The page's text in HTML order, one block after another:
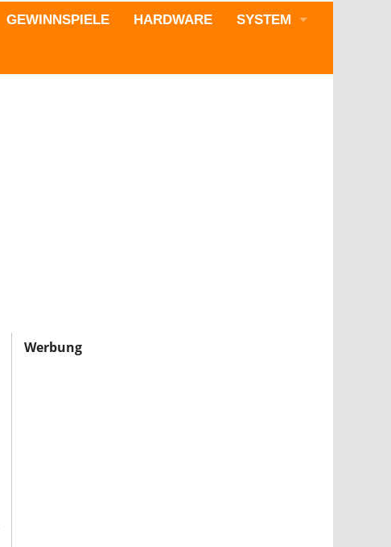
GEWINNSPIELE HARDWARE SYSTEM
Werbung